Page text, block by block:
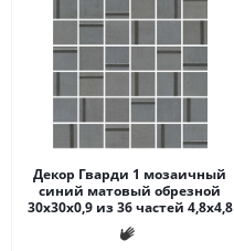
Декор Гварди 1 мозаичный
синий матовый обрезной
30x30x0,9 из 36 частей 4,8х4,8